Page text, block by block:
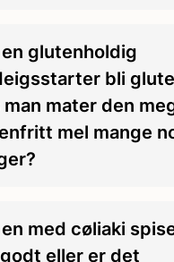
en glutenholdig
bli
man mater den
mel mange
med cøliaki
eller er det